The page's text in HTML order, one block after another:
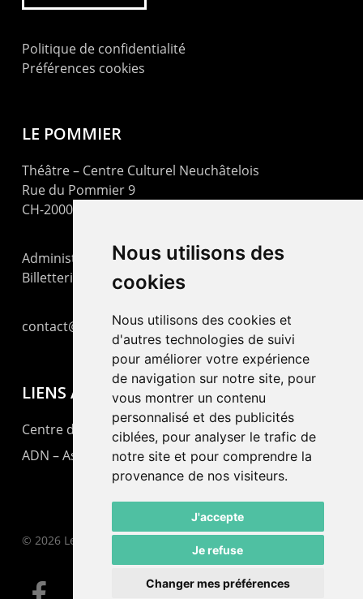
Nous utilisons des
cookies
Nous utilisons des cookies et
d'autres technologies de suivi
pour améliorer votre expérience
de navigation sur notre site, pour
vous montrer un contenu
personnalisé et des publicités
ciblées, pour analyser le trafic de
notre site et pour comprendre la
provenance de nos visiteurs.
J'accepte
Je refuse
Changer mes préférences
Politique de confidentialité
Préférences cookies
LE POMMIER
Théâtre – Centre Culturel Neuchâtelois
Rue du Pommier 9
CH-2000 Neuchâtel
Administration : +41 32 725 03 03
Billetterie : +41 32 725 05 05
contact@lepommier.ch
LIENS AMIS
Centre de culture ABC
ADN – Association Danse Neuchâtel
© 2026 Le Pommier.
facebook email